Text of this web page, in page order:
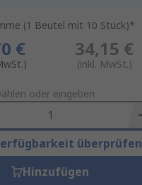
(1 Beutel mit 10 Stück)*
€ 34,15 €
(inkl. MwSt.)
oder eingeben
überprüfen
Hinzufügen